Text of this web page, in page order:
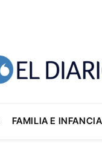
FAMILIA E INFANCIA